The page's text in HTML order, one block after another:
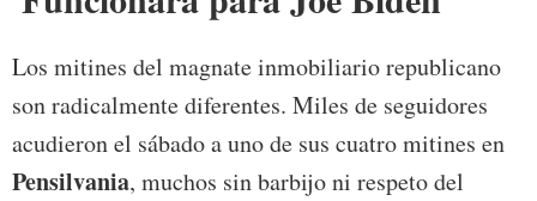
Los mitines del magnate inmobiliario republicano
son radicalmente diferentes. Miles de seguidores
acudieron el sábado a uno de sus cuatro mitines en
Pensilvania, muchos sin barbijo ni respeto del